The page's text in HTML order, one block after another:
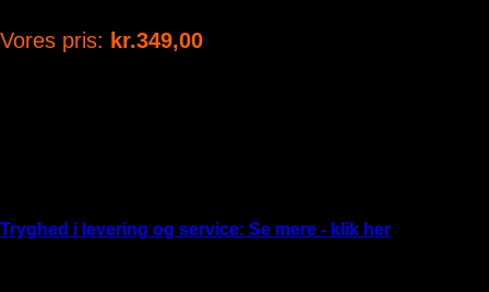
Vores pris: kr.349,00
Tryghed i levering og service: Se mere - klik her